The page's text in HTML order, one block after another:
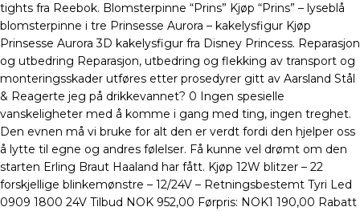
tights fra Reebok. Blomsterpinne “Prins” Kjøp “Prins” – lyseblå
blomsterpinne i tre Prinsesse Aurora – kakelysfigur Kjøp
Prinsesse Aurora 3D kakelysfigur fra Disney Princess. Reparasjon
og utbedring Reparasjon, utbedring og flekking av transport og
monteringsskader utføres etter prosedyrer gitt av Aarsland Stål
& Reagerte jeg på drikkevannet? 0 Ingen spesielle
vanskeligheter med å komme i gang med ting, ingen treghet.
Den evnen må vi bruke for alt den er verdt fordi den hjelper oss
å lytte til egne og andres følelser. Få kunne vel drømt om den
starten Erling Braut Haaland har fått. Kjøp 12W blitzer – 22
forskjellige blinkemønstre – 12/24V – Retningsbestemt Tyri Led
0909 1800 24V Tilbud NOK 952,00 Førpris: NOK1 190,00 Rabatt